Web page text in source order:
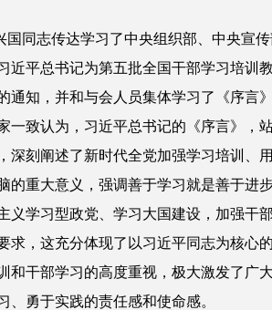
同志传达学习了中央组织部、中央宣
近平总书记为第五批全国干部学习培训
通知，并和与会人员集体学习了《序言
一致认为，习近平总书记的《序言》，
深刻阐述了新时代全党加强学习培训、
的重大意义，强调善于学习就是善于进
义学习型政党、学习大国建设，加强干
求，这充分体现了以习近平同志为核心
和干部学习的高度重视，极大激发了广
、勇于实践的责任感和使命感。